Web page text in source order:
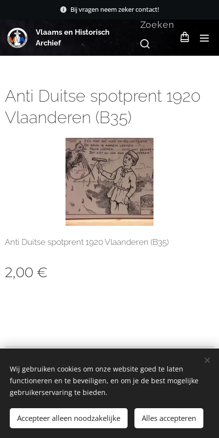
Bij vragen neem zeker contact!
Vlaams en Historisch
Archief
Zoeken
Anti Duitse spotprent 1920
Vlaanderen (B35)
Anti Duitse spotprent 1920 Vlaanderen (B35)
2,00 €
Toevoegen aan de winkelwagen
Cookies
Wij gebruiken cookies om onze website goed te laten
functioneren en te beveiligen, en om je de best mogelijke
gebruikerservaring te bieden.
Accepteer alleen noodzakelijke Alles accepteren